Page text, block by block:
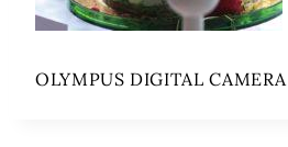
OLYMPUS DIGITAL CAMERA